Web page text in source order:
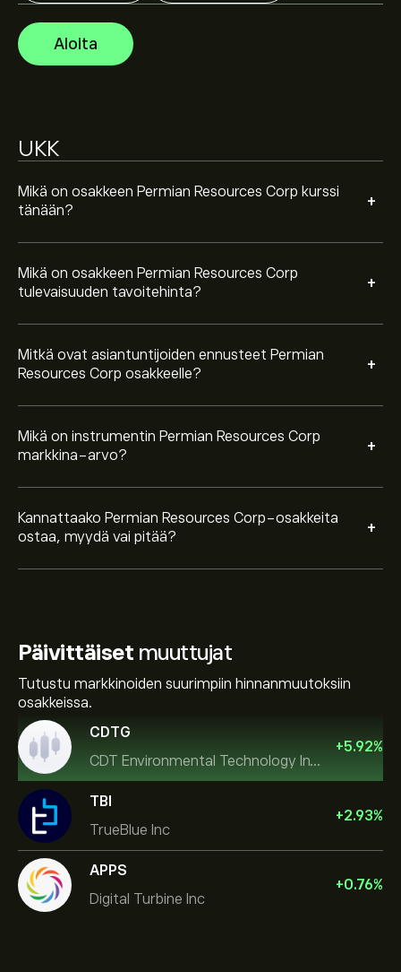
Aloita
UKK
Mikä on osakkeen Permian Resources Corp kurssi
tänään?
+
Mikä on osakkeen Permian Resources Corp
tulevaisuuden tavoitehinta?
+
Mitkä ovat asiantuntijoiden ennusteet Permian
Resources Corp osakkeelle?
+
osakkeelle perustuen markkinatrendeihin,
talousraportteihin ja odotettuun kasvuun. Katso
viimeisimmät ennusteet tulevaisuuden
hintamuutoksille.
Mikä on instrumentin Permian Resources Corp
markkina-arvo?
+
Kannattaako Permian Resources Corp-osakkeita
ostaa, myydä vai pitää?
+
Perustuen 13 analyytikon suosituksiin koskien PR
on Vahva Osta.
Päivittäiset muuttujat
Tutustu markkinoiden suurimpiin hinnanmuutoksiin
osakkeissa.
CDTG
CDT Environmental Technology Investment Holdings L
+5.92%
TBI
TrueBlue Inc
+2.93%
APPS
Digital Turbine Inc
+0.76%